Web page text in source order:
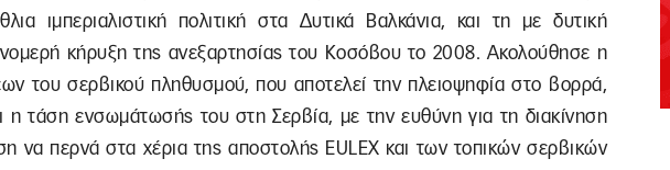
ιμπεριαλιστική πολιτική στα Δυτικά Βαλκάνια, και τη με δυτική
κήρυξη της ανεξαρτησίας του Κοσόβου το 2008. Ακολούθησε η
του σερβικού πληθυσμού, που αποτελεί την πλειοψηφία στο βορρά,
η τάση ενσωμάτωσής του στη Σερβία, με την ευθύνη για τη διακίνηση
να περνά στα χέρια της αποστολής EULEX και των τοπικών σερβικών